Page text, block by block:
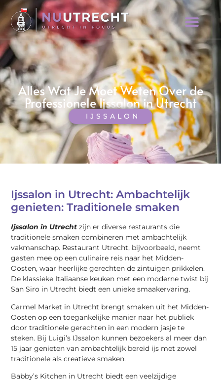
Alles Wat Je Moet Weten Over de
Professionele Ijssalon in Utrecht
IJSSALON
Ijssalon in Utrecht: Ambachtelijk
genieten: Traditionele smaken
Ijssalon in Utrecht zijn er diverse restaurants die
traditionele smaken combineren met ambachtelijk
vakmanschap. Restaurant Utrecht, bijvoorbeeld, neemt
gasten mee op een culinaire reis naar het Midden-
Oosten, waar heerlijke gerechten de zintuigen prikkelen.
De klassieke Italiaanse keuken met een moderne twist bij
San Siro in Utrecht biedt een unieke smaakervaring.
Carmel Market in Utrecht brengt smaken uit het Midden-
Oosten op een toegankelijke manier naar het publiek
door traditionele gerechten in een modern jasje te
steken. Bij Luigi’s IJssalon kunnen bezoekers al meer dan
15 jaar genieten van ambachtelijk bereid ijs met zowel
traditionele als creatieve smaken.
Babby’s Kitchen in Utrecht biedt een veelzijdige